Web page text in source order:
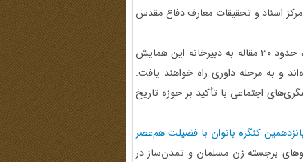
اسناد و تحقیقات معارف دفاع مقدس
»، حدود ۳۰ مقاله به دبیرخانه این همایش
داوران رسیده‌اند و به مرحله داوری راه خواهند یافت.
اجتماعی با تأکید بر حوزه تاریخ
کنگره بانوان با فضیلت هم‌عصر
برجسته زن مسلمان و تمدن‌ساز در